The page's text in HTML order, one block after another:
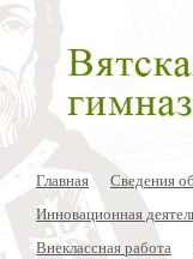
Главная
Сведения
Инновационная
Внеклассная работа